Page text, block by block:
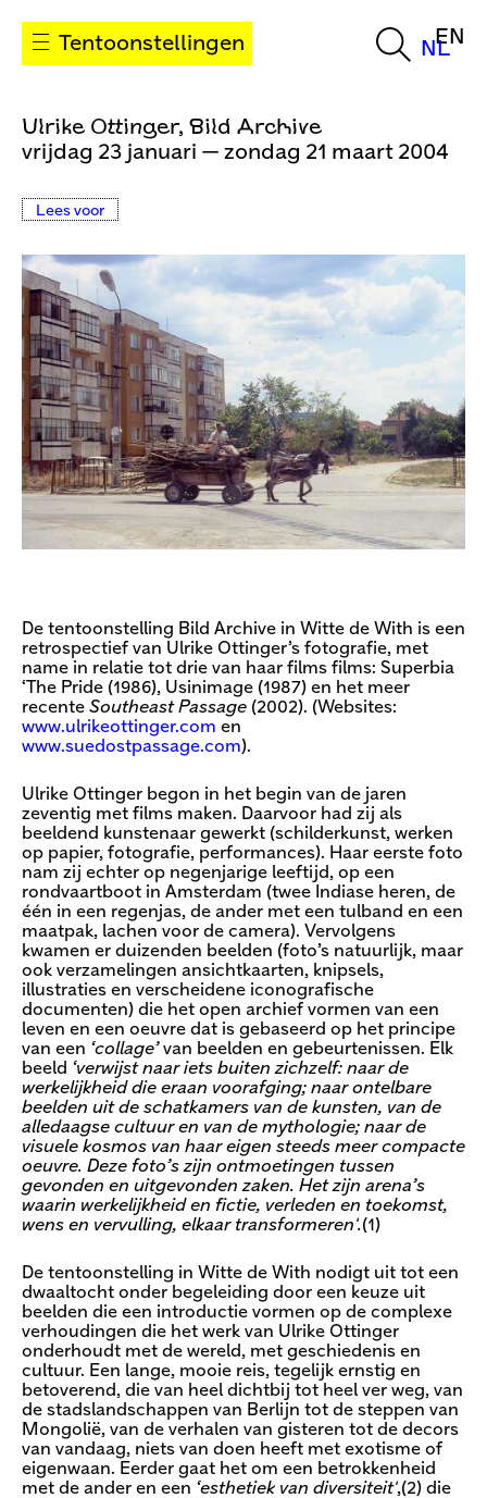
Tentoonstellingen NL
EN
Ulrike Ottinger, Bild Archive
vrijdag 23 januari — zondag 21 maart 2004
Lees voor
De tentoonstelling Bild Archive in Witte de With is een
retrospectief van Ulrike Ottinger’s fotografie, met
name in relatie tot drie van haar films films: Superbia
‘The Pride (1986), Usinimage (1987) en het meer
recente Southeast Passage (2002). (Websites:
www.ulrikeottinger.com en
www.suedostpassage.com).
Ulrike Ottinger begon in het begin van de jaren
zeventig met films maken. Daarvoor had zij als
beeldend kunstenaar gewerkt (schilderkunst, werken
op papier, fotografie, performances). Haar eerste foto
nam zij echter op negenjarige leeftijd, op een
rondvaartboot in Amsterdam (twee Indiase heren, de
één in een regenjas, de ander met een tulband en een
maatpak, lachen voor de camera). Vervolgens
kwamen er duizenden beelden (foto’s natuurlijk, maar
ook verzamelingen ansichtkaarten, knipsels,
illustraties en verscheidene iconografische
documenten) die het open archief vormen van een
leven en een oeuvre dat is gebaseerd op het principe
van een ‘collage’van beelden en gebeurtenissen. Elk
beeld ‘verwijst naar iets buiten zichzelf: naar de
werkelijkheid die eraan voorafging; naar ontelbare
beelden uit de schatkamers van de kunsten, van de
alledaagse cultuur en van de mythologie; naar de
visuele kosmos van haar eigen steeds meer compacte
oeuvre. Deze foto’s zijn ontmoetingen tussen
gevonden en uitgevonden zaken. Het zijn arena’s
waarin werkelijkheid en fictie, verleden en toekomst,
wens en vervulling, elkaar transformeren'.(1)
De tentoonstelling in Witte de With nodigt uit tot een
dwaaltocht onder begeleiding door een keuze uit
beelden die een introductie vormen op de complexe
verhoudingen die het werk van Ulrike Ottinger
onderhoudt met de wereld, met geschiedenis en
cultuur. Een lange, mooie reis, tegelijk ernstig en
betoverend, die van heel dichtbij tot heel ver weg, van
de stadslandschappen van Berlijn tot de steppen van
Mongolië, van de verhalen van gisteren tot de decors
van vandaag, niets van doen heeft met exotisme of
eigenwaan. Eerder gaat het om een betrokkenheid
met de ander en een ‘esthetiek van diversiteit',(2) die